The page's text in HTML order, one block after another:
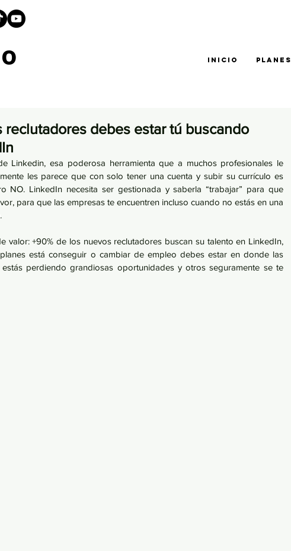
INICIO PLANES
reclutadores debes estar tú buscando
Linkedin, esa poderosa herramienta que a muchos profesionales le
les parece que con solo tener una cuenta y subir su currículo es
NO. LinkedIn necesita ser gestionada y saberla “trabajar” para que
para que las empresas te encuentren incluso cuando no estás en una
valor: +90% de los nuevos reclutadores buscan su talento en LinkedIn,
está conseguir o cambiar de empleo debes estar en donde las
perdiendo grandiosas oportunidades y otros seguramente se te